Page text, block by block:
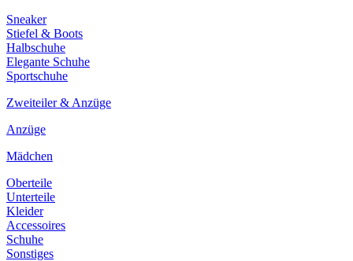
Sneaker
Stiefel & Boots
Halbschuhe
Elegante Schuhe
Sportschuhe
Zweiteiler & Anzüge
Anzüge
Mädchen
Oberteile
Unterteile
Kleider
Accessoires
Schuhe
Sonstiges